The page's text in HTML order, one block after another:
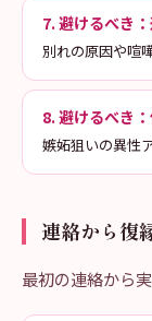
7. 避けるべき
別れの原因や喧
8. 避けるべき
嫉妬狙いの異性
連絡から復
最初の連絡から